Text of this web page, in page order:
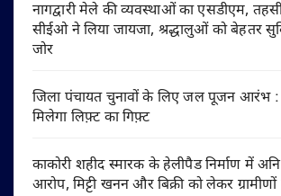
नागद्वारी मेले की व्यवस्थाओं का एसडीएम,
सीईओ ने लिया जायजा, श्रद्धालुओं को बेहतर
जोर
जिला पंचायत चुनावों के लिए जल पूजन आरंभ :
मिलेगा लिफ़्ट का गिफ़्ट
काकोरी शहीद स्मारक के हेलीपैड निर्माण में
आरोप, मिट्टी खनन और बिक्री को लेकर